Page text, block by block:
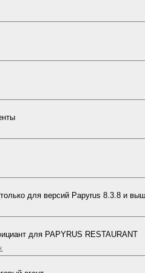
для версий Papyrus 8.3.8 и
для PAPYRUS RESTAURANT